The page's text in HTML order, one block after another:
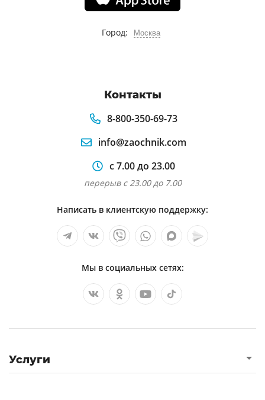
Город: Москва
Контакты
8-800-350-69-73
info@zaochnik.com
с 7.00 до 23.00
перерыв с 23.00 до 7.00
Написать в клиентскую поддержку:
Мы в социальных сетях:
Услуги